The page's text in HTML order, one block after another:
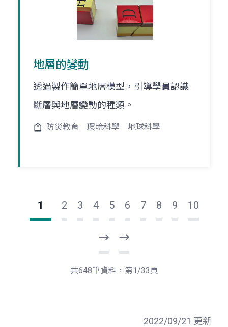
地層的變動
透過製作簡單地層模型，引導學員認識
斷層與地層變動的種類。
防災教育 環境科學 地球科學
1 2 3 4 5 6 7 8 9 10
一
頁
後
一
共648筆資料，第1/33頁
2022/09/21 更新